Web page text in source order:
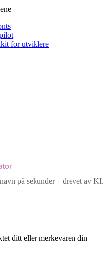
for utviklere
på sekunder – drevet av KI.
ditt eller merkevaren din